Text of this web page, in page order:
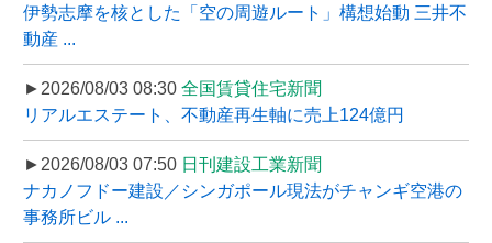
伊勢志摩を核とした「空の周遊ルート」構想始動 三井不
動産 ...
►2026/08/03 08:30 全国賃貸住宅新聞
リアルエステート、不動産再生軸に売上124億円
►2026/08/03 07:50 日刊建設工業新聞
ナカノフドー建設／シンガポール現法がチャンギ空港の
事務所ビル ...